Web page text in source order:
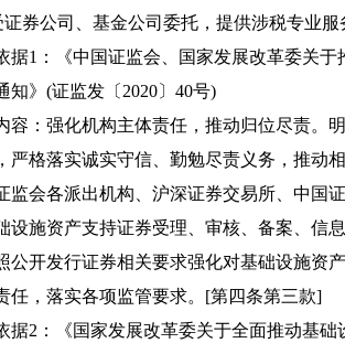
公司、基金公司委托，提供涉税专业服
1：《中国证监会、国家发展改革委关于
知》(证监发〔2020〕40号)
：强化机构主体责任，推动归位尽责。
严格落实诚实守信、勤勉尽责义务，推动
会各派出机构、沪深证券交易所、中国
设施资产支持证券受理、审核、备案、信
公开发行证券相关要求强化对基础设施资
任，落实各项监管要求。[第四条第三款]
2：《国家发展改革委关于全面推动基础